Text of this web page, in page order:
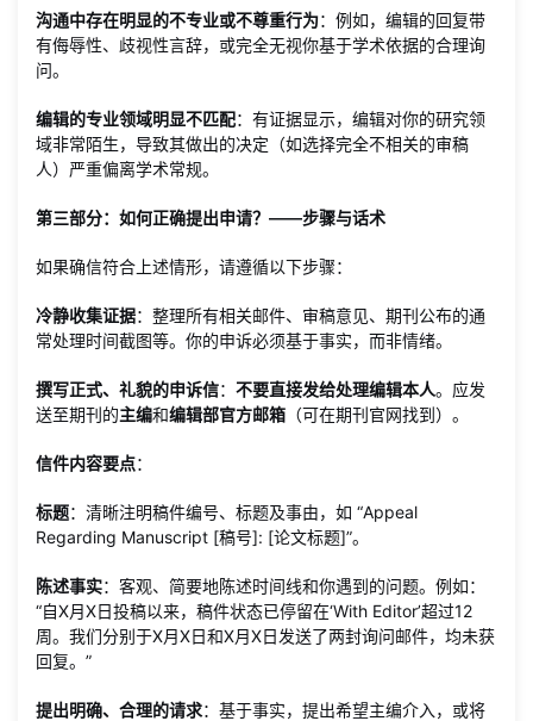
沟通中存在明显的不专业或不尊重行为：例如，编辑的回复带
有侮辱性、歧视性言辞，或完全无视你基于学术依据的合理询
问。
编辑的专业领域明显不匹配：有证据显示，编辑对你的研究领
域非常陌生，导致其做出的决定（如选择完全不相关的审稿
人）严重偏离学术常规。
第三部分：如何正确提出申请？——步骤与话术
如果确信符合上述情形，请遵循以下步骤：
冷静收集证据：整理所有相关邮件、审稿意见、期刊公布的通
常处理时间截图等。你的申诉必须基于事实，而非情绪。
撰写正式、礼貌的申诉信： 不要直接发给处理编辑本人。应发
送至期刊的主编和编辑部官方邮箱 （可在期刊官网找到）。
信件内容要点：
标题：清晰注明稿件编号、标题及事由，如 “Appeal
Regarding Manuscript [稿号]: [论文标题]”。
陈述事实：客观、简要地陈述时间线和你遇到的问题。例如：
“自X月X日投稿以来，稿件状态已停留在‘With Editor’超过12
周。我们分别于X月X日和X月X日发送了两封询问邮件，均未获
回复。”
提出明确、合理的请求：基于事实，提出希望主编介入，或将